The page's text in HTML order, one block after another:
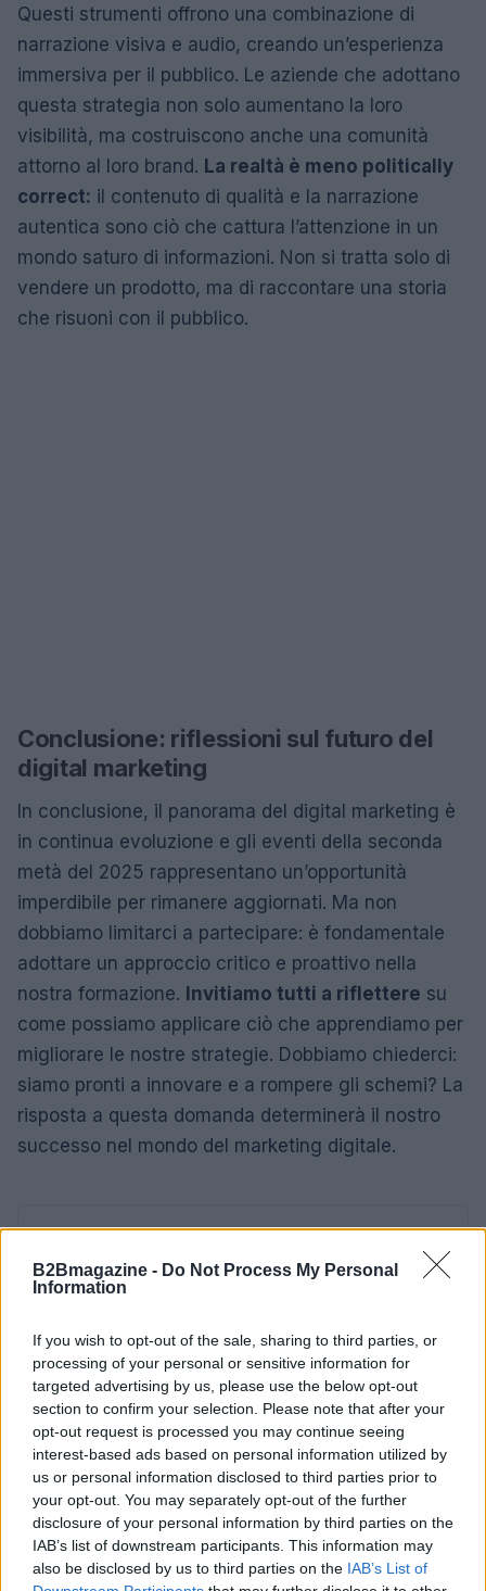
B2Bmagazine - Do Not Process My Personal
Information
If you wish to opt-out of the sale, sharing to third parties, or
processing of your personal or sensitive information for
targeted advertising by us, please use the below opt-out
section to confirm your selection. Please note that after your
opt-out request is processed you may continue seeing
interest-based ads based on personal information utilized by
us or personal information disclosed to third parties prior to
your opt-out. You may separately opt-out of the further
disclosure of your personal information by third parties on the
IAB’s list of downstream participants. This information may
also be disclosed by us to third parties on the IAB’s List of
Questi strumenti offrono una combinazione di
narrazione visiva e audio, creando un’esperienza
immersiva per il pubblico. Le aziende che adottano
questa strategia non solo aumentano la loro
visibilità, ma costruiscono anche una comunità
attorno al loro brand. La realtà è meno politically
correct: il contenuto di qualità e la narrazione
autentica sono ciò che cattura l’attenzione in un
mondo saturo di informazioni. Non si tratta solo di
vendere un prodotto, ma di raccontare una storia
che risuoni con il pubblico.
Conclusione: riflessioni sul futuro del
digital marketing
In conclusione, il panorama del digital marketing è
in continua evoluzione e gli eventi della seconda
metà del 2025 rappresentano un’opportunità
imperdibile per rimanere aggiornati. Ma non
dobbiamo limitarci a partecipare: è fondamentale
adottare un approccio critico e proattivo nella
nostra formazione. Invitiamo tutti a riflettere su
come possiamo applicare ciò che apprendiamo per
migliorare le nostre strategie. Dobbiamo chiederci:
siamo pronti a innovare e a rompere gli schemi? La
risposta a questa domanda determinerà il nostro
successo nel mondo del marketing digitale.
AiAdhubMedia